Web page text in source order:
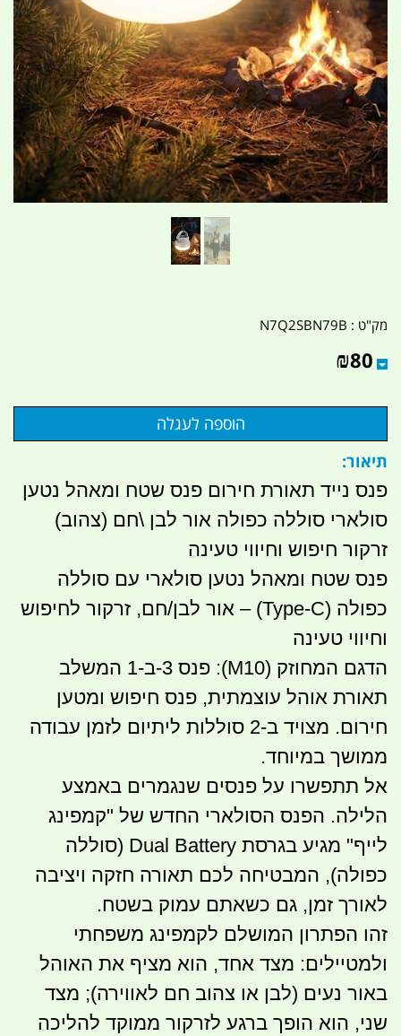
מק"ט : N7Q2SBN79B
₪80
תיאור:
פנס נייד תאורת חירום פנס שטח ומאהל נטען
סולארי סוללה כפולה אור לבן \חם (צהוב)
זרקור חיפוש וחיווי טעינה
פנס שטח ומאהל נטען סולארי עם סוללה
כפולה (Type-C) – אור לבן/חם, זרקור לחיפוש
וחיווי טעינה
הדגם המחוזק (M10): פנס 3-ב-1 המשלב
תאורת אוהל עוצמתית, פנס חיפוש ומטען
חירום. מצויד ב-2 סוללות ליתיום לזמן עבודה
ממושך במיוחד.
אל תתפשרו על פנסים שנגמרים באמצע
הלילה. הפנס הסולארי החדש של "קמפינג
לייף" מגיע בגרסת Dual Battery (סוללה
כפולה), המבטיחה לכם תאורה חזקה ויציבה
לאורך זמן, גם כשאתם עמוק בשטח.
זהו הפתרון המושלם לקמפינג משפחתי
ולמטיילים: מצד אחד, הוא מציף את האוהל
באור נעים (לבן או צהוב חם לאווירה); מצד
שני, הוא הופך ברגע לזרקור ממוקד להליכה